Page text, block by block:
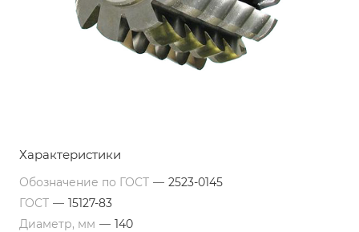
Характеристики
Обозначение по ГОСТ — 2523-0145
ГОСТ — 15127-83
Диаметр, мм — 140